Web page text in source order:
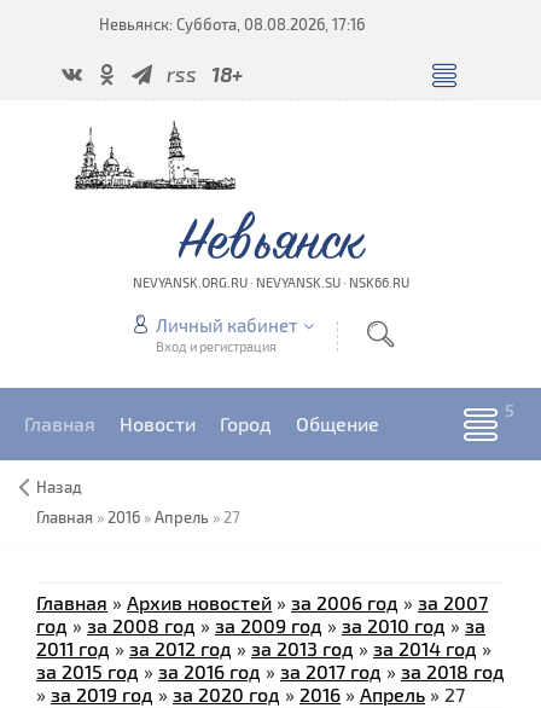
Невьянск: Суббота, 08.08.2026, 17:16
rss 18+
Невьянск
NEVYANSK.ORG.RU · NEVYANSK.SU · NSK66.RU
Личный кабинет
Вход и регистрация
Главная Новости Город Общение
Назад
Главная » 2016 »Апрель » 27
Главная » Архив новостей » за 2006 год » за 2007
год » за 2008 год » за 2009 год » за 2010 год » за
2011 год » за 2012 год » за 2013 год » за 2014 год »
за 2015 год » за 2016 год » за 2017 год » за 2018 год
» за 2019 год » за 2020 год » 2016 » Апрель » 27